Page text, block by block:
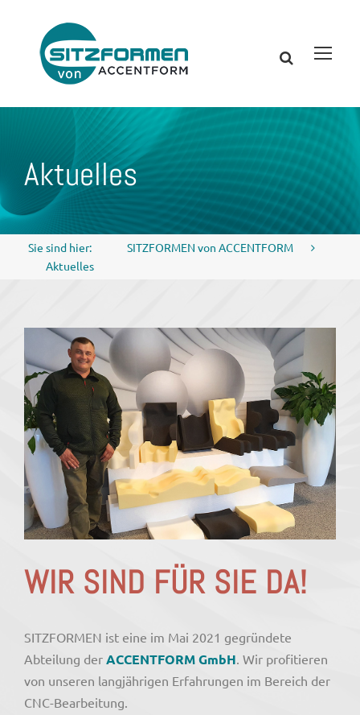
Aktuelles
Sie sind hier:
SITZFORMEN von ACCENTFORM
Aktuelles
WIR SIND FÜR SIE DA!
SITZFORMEN ist eine im Mai 2021 gegründete
Abteilung der ACCENTFORM GmbH. Wir profitieren
von unseren langjährigen Erfahrungen im Bereich der
CNC-Bearbeitung.